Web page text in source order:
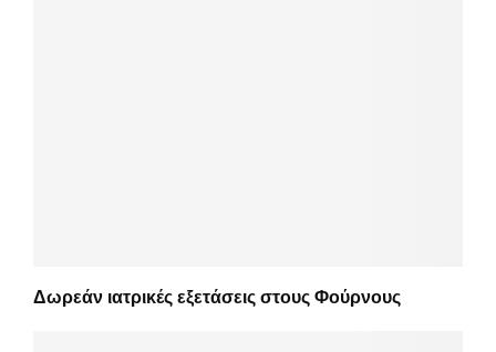
Δωρεάν ιατρικές εξετάσεις στους Φούρνους